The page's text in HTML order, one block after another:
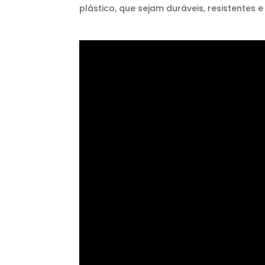
plástico, que sejam duráveis, resistentes